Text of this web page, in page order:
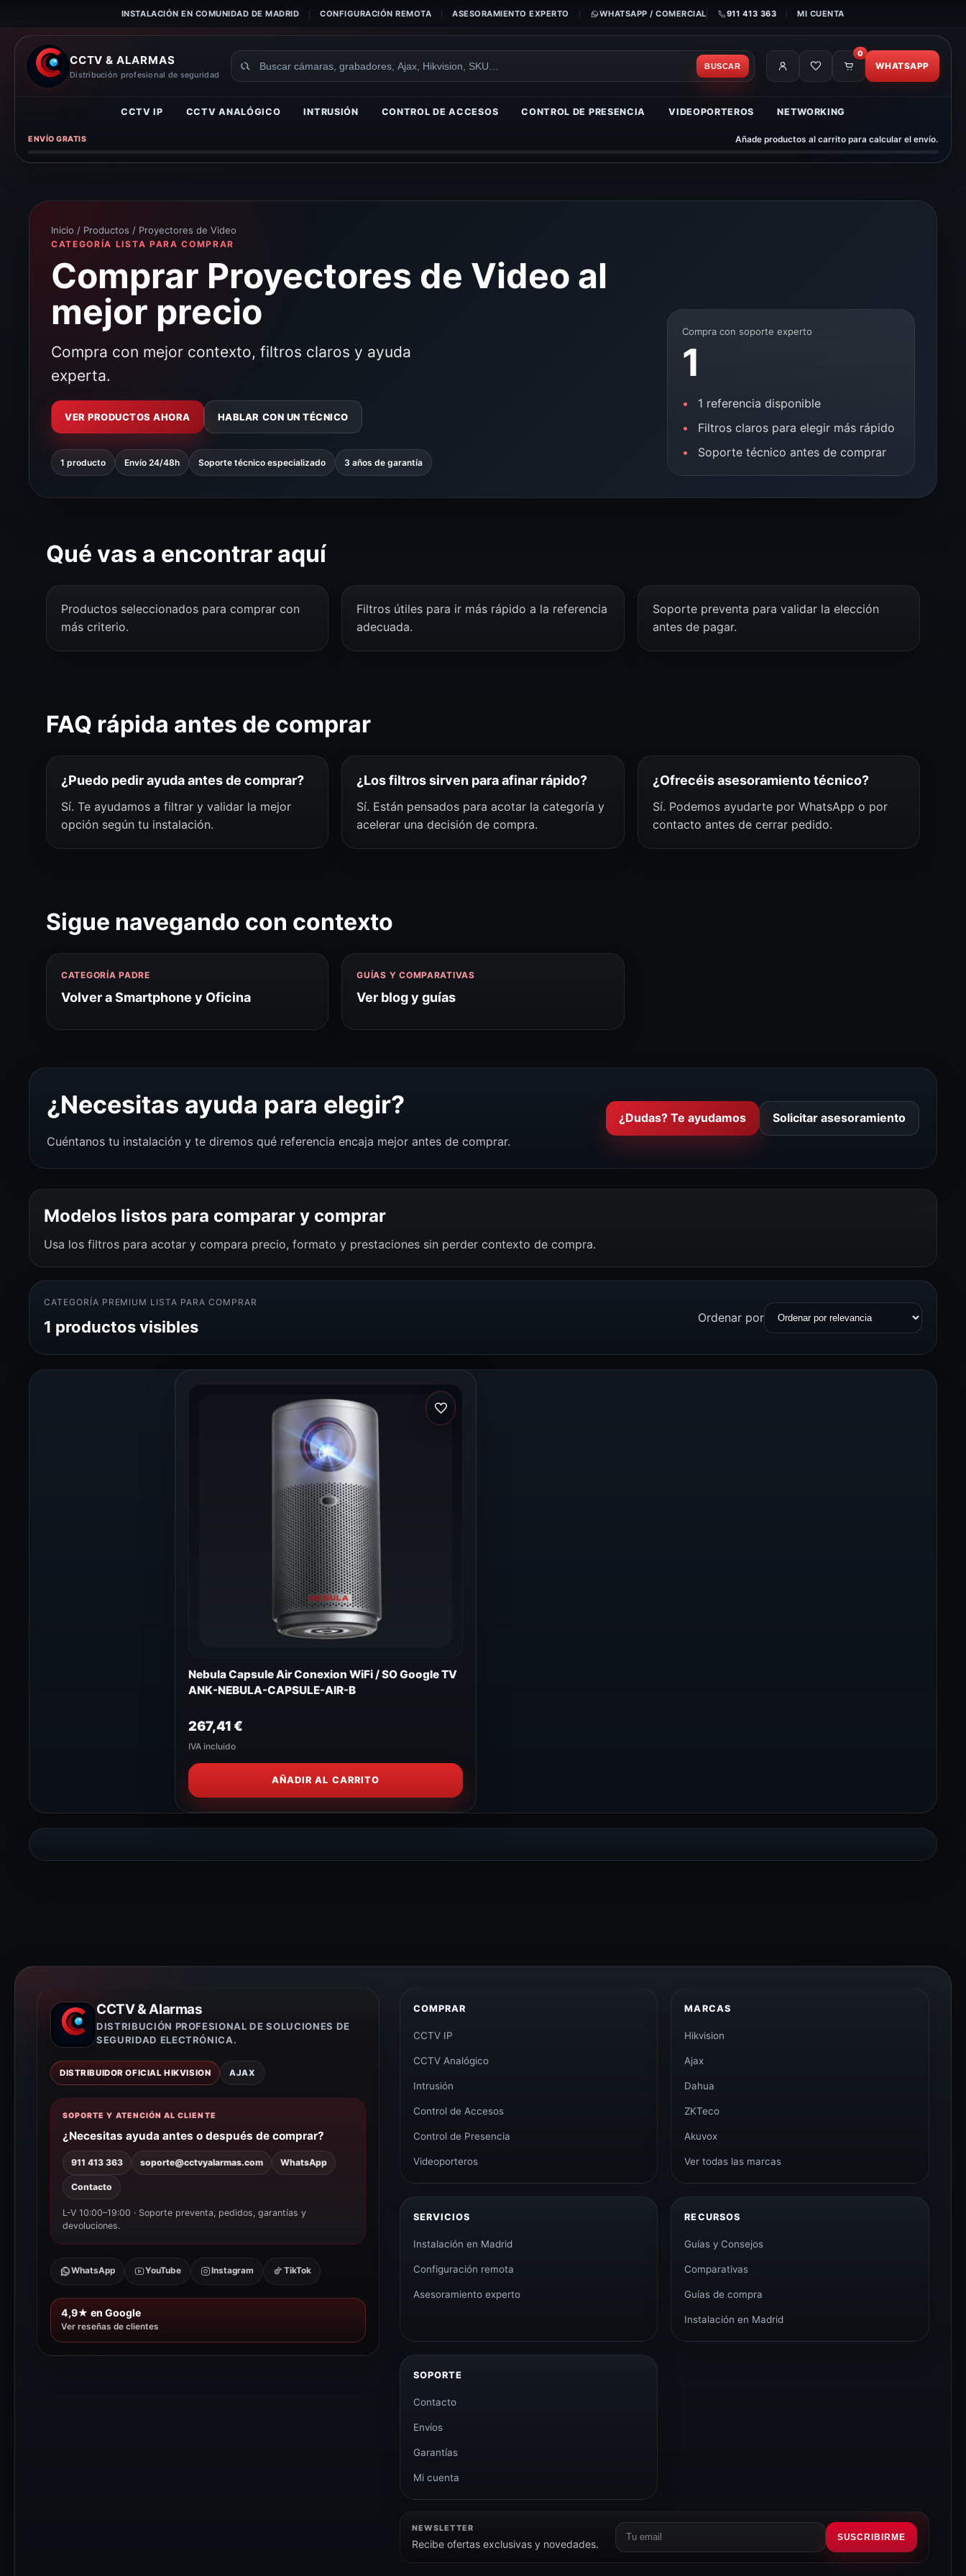
INSTALACIÓN EN COMUNIDAD DE MADRID CONFIGURACIÓN REMOTA ASESORAMIENTO EXPERTO WHATSAPP / COMERCIAL 911 413 363 MI CUENTA
CCTV & ALARMAS
Distribución profesional de seguridad
Buscar
BUSCAR
0
WHATSAPP
CCTV IP CCTV ANALÓGICO INTRUSIÓN CONTROL DE ACCESOS CONTROL DE PRESENCIA VIDEOPORTEROS NETWORKING
ENVÍO GRATIS Añade productos al carrito para calcular el envío.
Inicio / Productos / Proyectores de Video
CATEGORÍA LISTA PARA COMPRAR
Comprar Proyectores de Video al
mejor precio
Compra con mejor contexto, filtros claros y ayuda
experta.
VER PRODUCTOS AHORA HABLAR CON UN TÉCNICO
1 producto Envío 24/48h Soporte técnico especializado 3 años de garantía
Compra con soporte experto
1
1 referencia disponible
Filtros claros para elegir más rápido
Soporte técnico antes de comprar
Qué vas a encontrar aquí
Productos seleccionados para comprar con
más criterio.
Filtros útiles para ir más rápido a la referencia
adecuada.
Soporte preventa para validar la elección
antes de pagar.
FAQ rápida antes de comprar
¿Puedo pedir ayuda antes de comprar?
Sí. Te ayudamos a filtrar y validar la mejor
opción según tu instalación.
¿Los filtros sirven para afinar rápido?
Sí. Están pensados para acotar la categoría y
acelerar una decisión de compra.
¿Ofrecéis asesoramiento técnico?
Sí. Podemos ayudarte por WhatsApp o por
contacto antes de cerrar pedido.
Sigue navegando con contexto
CATEGORÍA PADRE
Volver a Smartphone y Oficina
GUÍAS Y COMPARATIVAS
Ver blog y guías
¿Necesitas ayuda para elegir?
Cuéntanos tu instalación y te diremos qué referencia encaja mejor antes de comprar.
¿Dudas? Te ayudamos Solicitar asesoramiento
Modelos listos para comparar y comprar
Usa los filtros para acotar y compara precio, formato y prestaciones sin perder contexto de compra.
CATEGORÍA PREMIUM LISTA PARA COMPRAR
1 productos visibles
Ordenar por
Nebula Capsule Air Conexion WiFi / SO Google TV
ANK-NEBULA-CAPSULE-AIR-B
267,41€
IVA incluido
AÑADIR AL CARRITO
CCTV & Alarmas
DISTRIBUCIÓN PROFESIONAL DE SOLUCIONES DE
SEGURIDAD ELECTRÓNICA.
DISTRIBUIDOR OFICIAL HIKVISION AJAX
SOPORTE Y ATENCIÓN AL CLIENTE
¿Necesitas ayuda antes o después de comprar?
911 413 363 soporte@cctvyalarmas.com WhatsApp
Contacto
L-V 10:00–19:00 · Soporte preventa, pedidos, garantías y
devoluciones.
WhatsApp YouTube Instagram TikTok
4,9★ en Google
Ver reseñas de clientes
COMPRAR
CCTV IP
CCTV Analógico
Intrusión
Control de Accesos
Control de Presencia
Videoporteros
MARCAS
Hikvision
Ajax
Dahua
ZKTeco
Akuvox
Ver todas las marcas
SERVICIOS
Instalación en Madrid
Configuración remota
Asesoramiento experto
RECURSOS
Guías y Consejos
Comparativas
Guías de compra
Instalación en Madrid
SOPORTE
Contacto
Envíos
Garantías
Mi cuenta
NEWSLETTER
Recibe ofertas exclusivas y novedades.
Correo
electrónico
SUSCRIBIRME